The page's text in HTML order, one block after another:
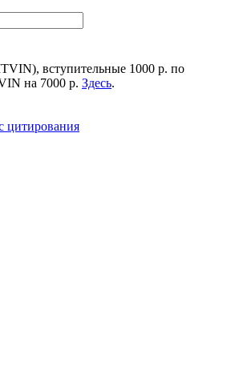
вступительные 1000 р. по
на 7000 р. Здесь.